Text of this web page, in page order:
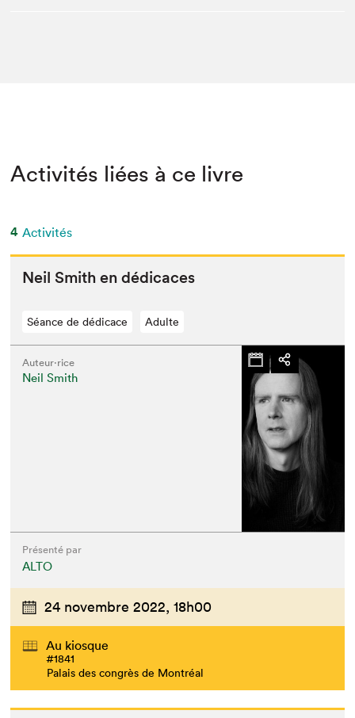
Activités liées à ce livre
4 Activités
Neil Smith en dédicaces
Séance de dédicace Adulte
Auteur·rice
Neil Smith
Présenté par
ALTO
24 novembre 2022, 18h00
Au kiosque
#1841
Palais des congrès de Montréal